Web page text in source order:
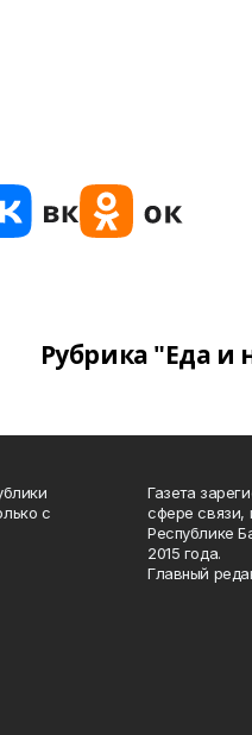
Рубрика "Еда и
с
Газета
сфере связи,
Республике
2015 года.
Главный